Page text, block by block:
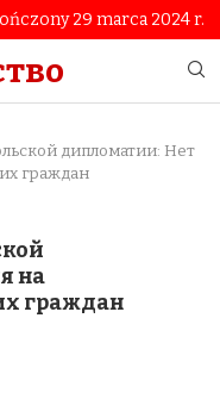
29 marca 2024 r.
дипломатии: Нет
граждан
на
граждан